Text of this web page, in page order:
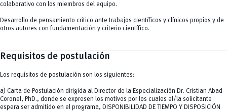
colaborativo con los miembros del equipo.
Desarrollo de pensamiento crítico ante trabajos científicos y clínicos propios y de
otros autores con fundamentación y criterio científico.
Requisitos de postulación
Los requisitos de postulación son los siguientes:
a) Carta de Postulación dirigida al Director de la Especialización Dr. Cristian Abad
Coronel, PhD., donde se expresen los motivos por los cuales el/la solicitante
espera ser admitido en el programa, DISPONIBILIDAD DE TIEMPO Y DISPOSICIÓN